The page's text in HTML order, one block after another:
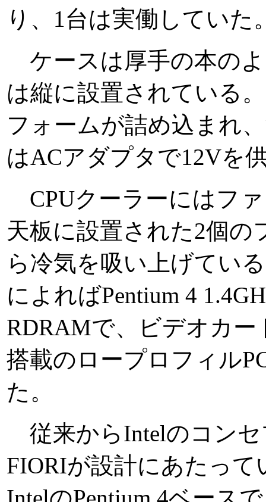
り、1台は実働していた
ケースは厚手の本の
は縦に設置されている
フォームが詰め込まれ
はACアダプタで12Vを
CPUクーラーにはフ
天板に設置された2個の
ら冷気を吸い上げてい
によればPentium 4
RDRAMで、ビデオカー
搭載のロープロフィル
た。
従来からIntelのコンセ
FIORIが設計にあたっ